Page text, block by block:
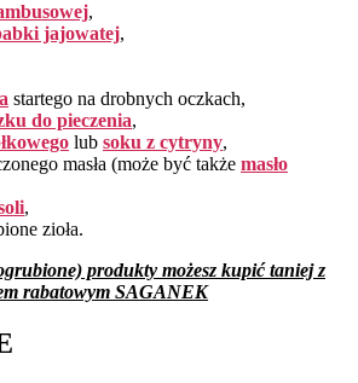
,
jajowatej,
startego na drobnych oczkach,
do pieczenia,
lub soku z cytryny,
masła (może być także masło
,
zioła.
produkty możesz kupić taniej z
rabatowym SAGANEK